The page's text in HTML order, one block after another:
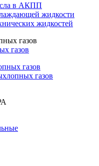
в АКПП
жидкости
жидкостей
газов
газов
газов